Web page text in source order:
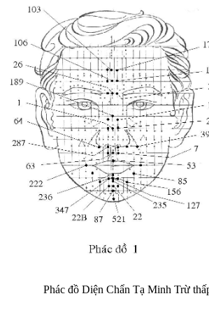
Phác đồ Diện Chẩn Tạ Minh Trừ